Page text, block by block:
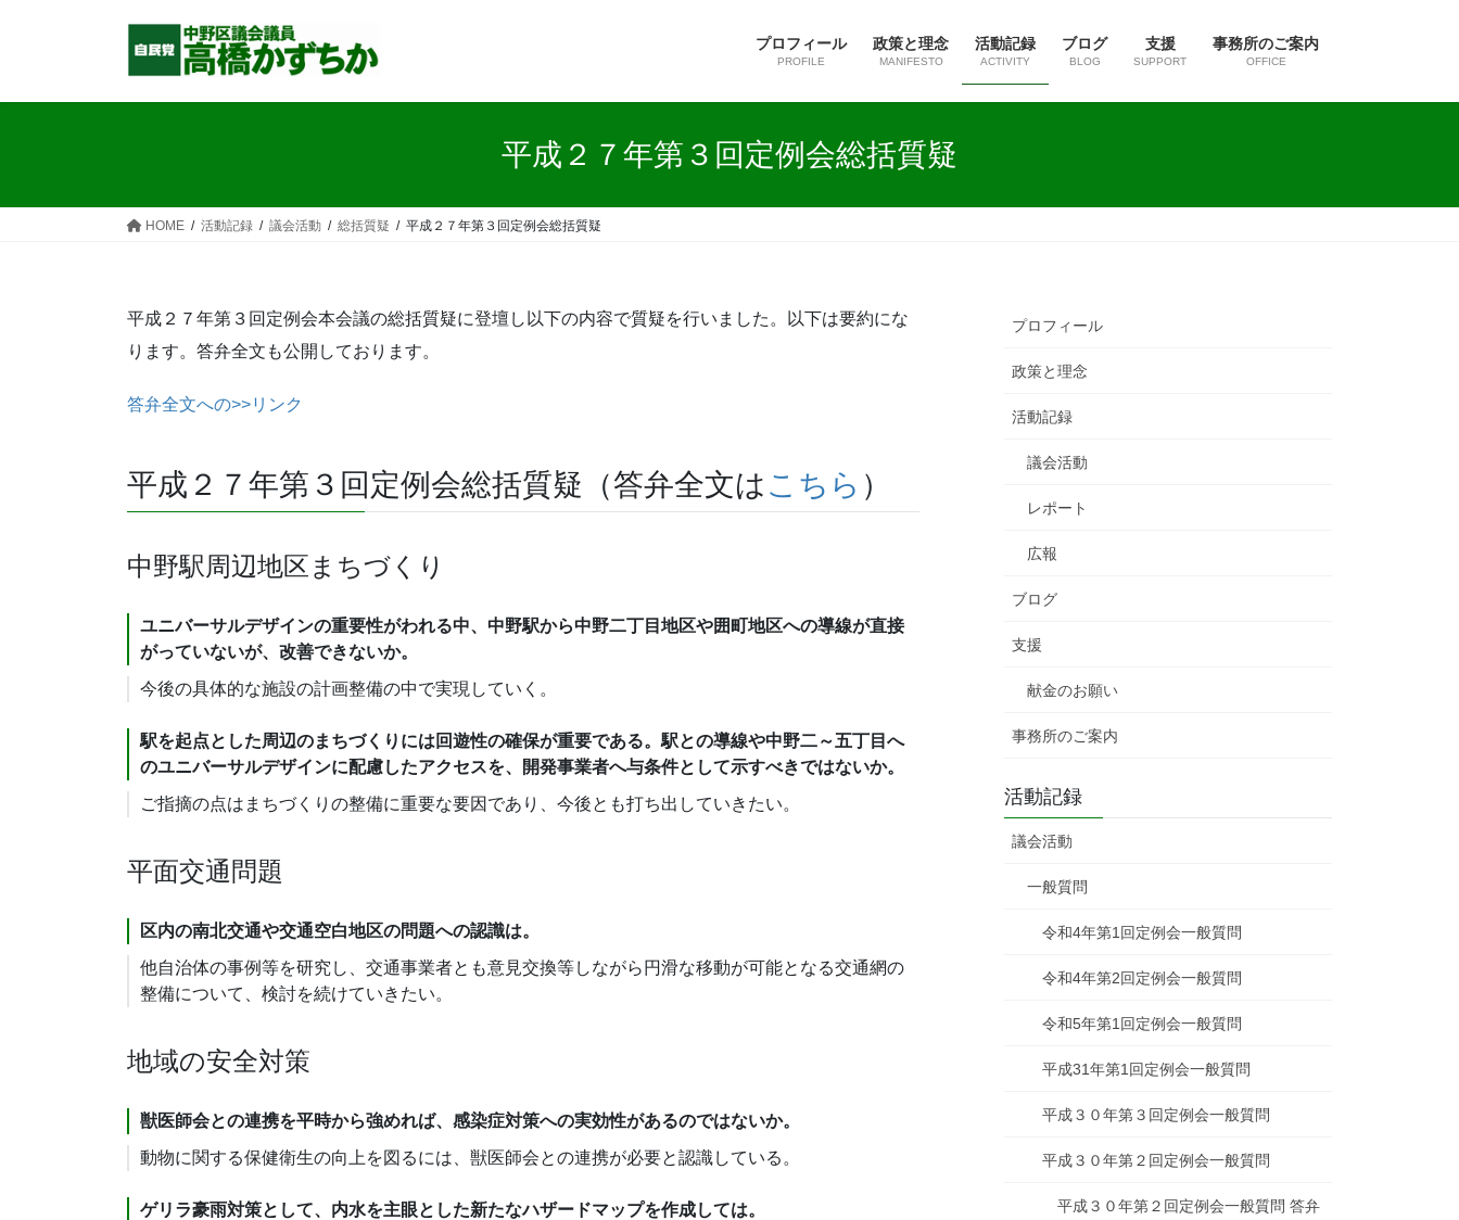
プロフィール
PROFILE
政策と理念
MANIFESTO
活動記録
ACTIVITY
ブログ
BLOG
支援
SUPPORT
事務所のご案内
OFFICE
平成２７年第３回定例会総括質疑
HOME 活動記録 議会活動 総括質疑 平成２７年第３回定例会総括質疑
平成２７年第３回定例会本会議の総括質疑に登壇し以下の内容で質疑を行いました。以下は要約にな
ります。答弁全文も公開しております。
答弁全文への>>リンク
平成２７年第３回定例会総括質疑（答弁全文はこちら ）
中野駅周辺地区まちづくり
ユニバーサルデザインの重要性がわれる中、中野駅から中野二丁目地区や囲町地区への導線が直接
がっていないが、改善できないか。
今後の具体的な施設の計画整備の中で実現していく。
駅を起点とした周辺のまちづくりには回遊性の確保が重要である。駅との導線や中野二～五丁目へ
のユニバーサルデザインに配慮したアクセスを、開発事業者へ与条件として示すべきではないか。
ご指摘の点はまちづくりの整備に重要な要因であり、今後とも打ち出していきたい。
平面交通問題
区内の南北交通や交通空白地区の問題への認識は。
他自治体の事例等を研究し、交通事業者とも意見交換等しながら円滑な移動が可能となる交通網の
整備について、検討を続けていきたい。
地域の安全対策
獣医師会との連携を平時から強めれば、感染症対策への実効性があるのではないか。
動物に関する保健衛生の向上を図るには、獣医師会との連携が必要と認識している。
ゲリラ豪雨対策として、内水を主眼とした新たなハザードマップを作成しては。
プロフィール
政策と理念
活動記録
議会活動
レポート
広報
ブログ
支援
献金のお願い
事務所のご案内
活動記録
議会活動
一般質問
令和4年第1回定例会一般質問
令和4年第2回定例会一般質問
令和5年第1回定例会一般質問
平成31年第1回定例会一般質問
平成３０年第３回定例会一般質問
平成３０年第２回定例会一般質問
平成３０年第２回定例会一般質問 答弁